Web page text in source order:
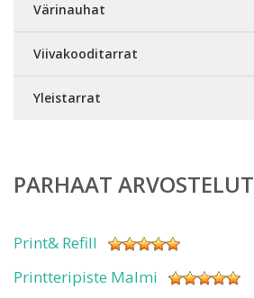
Värinauhat
Viivakooditarrat
Yleistarrat
PARHAAT ARVOSTELUT
Print& Refill
Printteripiste Malmi